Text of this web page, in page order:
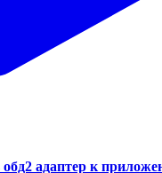
адаптер к